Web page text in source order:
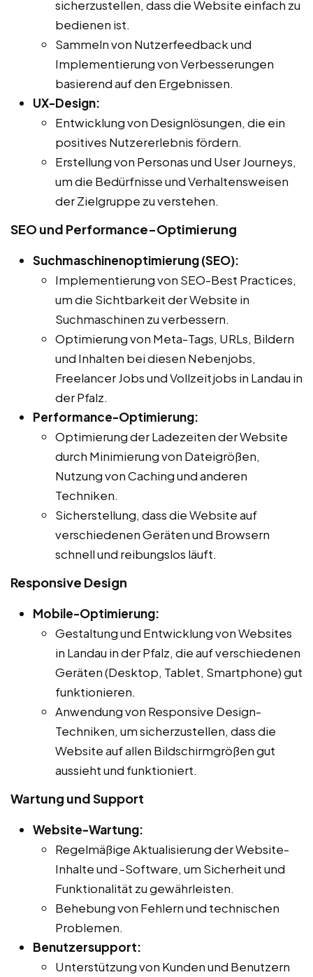
sicherzustellen, dass die Website einfach zu
bedienen ist.
Sammeln von Nutzerfeedback und
Implementierung von Verbesserungen
basierend auf den Ergebnissen.
UX-Design:
Entwicklung von Designlösungen, die ein
positives Nutzererlebnis fördern.
Erstellung von Personas und User Journeys,
um die Bedürfnisse und Verhaltensweisen
der Zielgruppe zu verstehen.
SEO und Performance-Optimierung
Suchmaschinenoptimierung (SEO):
Implementierung von SEO-Best Practices,
um die Sichtbarkeit der Website in
Suchmaschinen zu verbessern.
Optimierung von Meta-Tags, URLs, Bildern
und Inhalten bei diesen Nebenjobs,
Freelancer Jobs und Vollzeitjobs in Landau in
der Pfalz.
Performance-Optimierung:
Optimierung der Ladezeiten der Website
durch Minimierung von Dateigrößen,
Nutzung von Caching und anderen
Techniken.
Sicherstellung, dass die Website auf
verschiedenen Geräten und Browsern
schnell und reibungslos läuft.
Responsive Design
Mobile-Optimierung:
Gestaltung und Entwicklung von Websites
in Landau in der Pfalz, die auf verschiedenen
Geräten (Desktop, Tablet, Smartphone) gut
funktionieren.
Anwendung von Responsive Design-
Techniken, um sicherzustellen, dass die
Website auf allen Bildschirmgrößen gut
aussieht und funktioniert.
Wartung und Support
Website-Wartung:
Regelmäßige Aktualisierung der Website-
Inhalte und -Software, um Sicherheit und
Funktionalität zu gewährleisten.
Behebung von Fehlern und technischen
Problemen.
Benutzersupport:
Unterstützung von Kunden und Benutzern